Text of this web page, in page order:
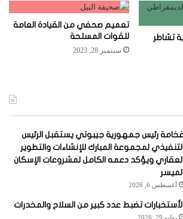
تشاطر
تعميم صحفي من القيادة العامة
للقوات المسلحة
سبتمبر 28, 2023
رئيس جمهورية جيبوتي يستقبل الرئيس
التنفيذي لمجموعة المبارك للإنشاءات والتطوير
العقاري ويؤكد دعمه الكامل لمشروعات الإسكان
الميسر
أغسطس 6, 2026
الأستخبارات تضبط عدد كبير من السلاح والمخدرات
يوليو 29, 2026